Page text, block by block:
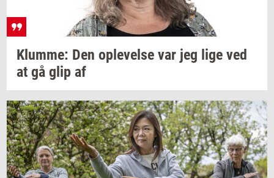
Klum­me: Den op­le­vel­se var jeg lige ved
at gå glip af